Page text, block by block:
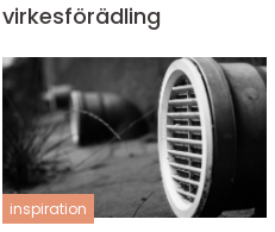
virkesförädling
inspiration